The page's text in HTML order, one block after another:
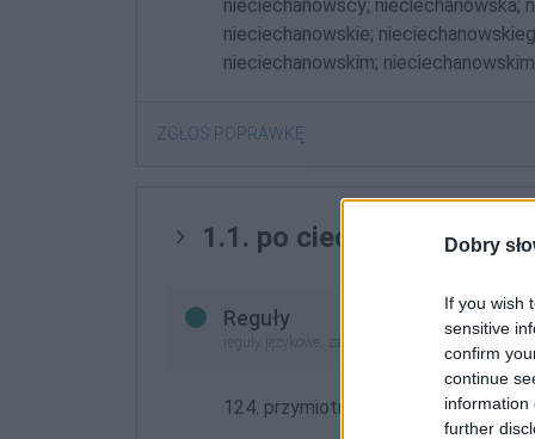
Dobry
If you wish
sensitive
confirm
continue
information
further
nieciechanowscy; nieciechanowska;
nieciechanowskie;
nieciechanowskim;
ZGŁOŚ POPRAWKĘ
1.1. po ciechanowsku
Reguły
reguły językowe, zasady pisowni (nowe
124. przymiotniki i przysłówki: